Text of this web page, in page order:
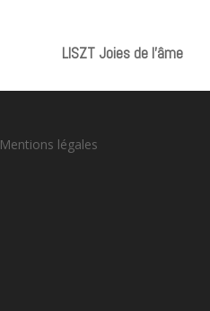
LISZT Joies de l’âme
Mentions légales